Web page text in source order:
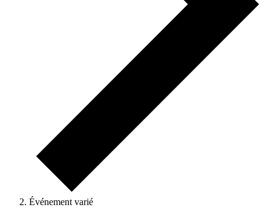
Événement varié